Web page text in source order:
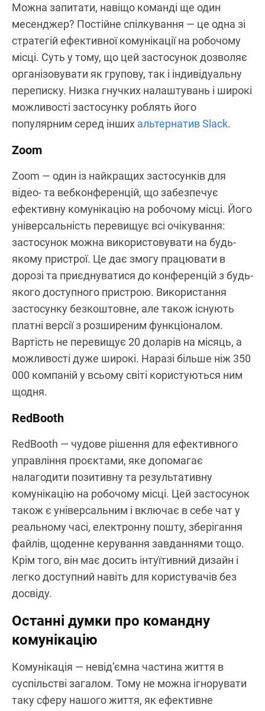
Можна запитати, навіщо команді ще один
месенджер? Постійне спілкування — це одна зі
стратегій ефективної комунікації на робочому
місці. Суть у тому, що цей застосунок дозволяє
організовувати як групову, так і індивідуальну
переписку. Низка гнучких налаштувань і широкі
можливості застосунку роблять його
популярним серед інших альтернатив Slack.
Zoom
Zoom — один із найкращих застосунків для
відео- та вебконференцій, що забезпечує
ефективну комунікацію на робочому місці. Його
універсальність перевищує всі очікування:
застосунок можна використовувати на будь-
якому пристрої. Це дає змогу працювати в
дорозі та приєднуватися до конференцій з будь-
якого доступного пристрою. Використання
застосунку безкоштовне, але також існують
платні версії з розширеним функціоналом.
Вартість не перевищує 20 доларів на місяць, а
можливості дуже широкі. Наразі більше ніж 350
000 компаній у всьому світі користуються ним
щодня.
RedBooth
RedBooth — чудове рішення для ефективного
управління проєктами, яке допомагає
налагодити позитивну та результативну
комунікацію на робочому місці. Цей застосунок
також є універсальним і включає в себе чат у
реальному часі, електронну пошту, зберігання
файлів, щоденне керування завданнями тощо.
Крім того, він має досить інтуїтивний дизайн і
легко доступний навіть для користувачів без
досвіду.
Останні думки про командну
комунікацію
Комунікація — невід’ємна частина життя в
суспільстві загалом. Тому не можна ігнорувати
таку сферу нашого життя, як ефективне